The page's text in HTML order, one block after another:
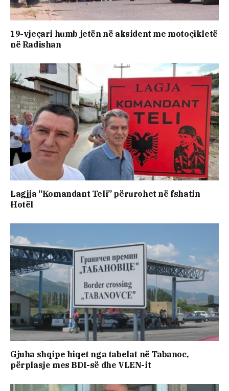
19-vjeçari humb jetën në aksident me motoçikletë
në Radishan
Lagjja “Komandant Teli” përurohet në fshatin
Hotël
Gjuha shqipe hiqet nga tabelat në Tabanoc,
përplasje mes BDI-së dhe VLEN-it